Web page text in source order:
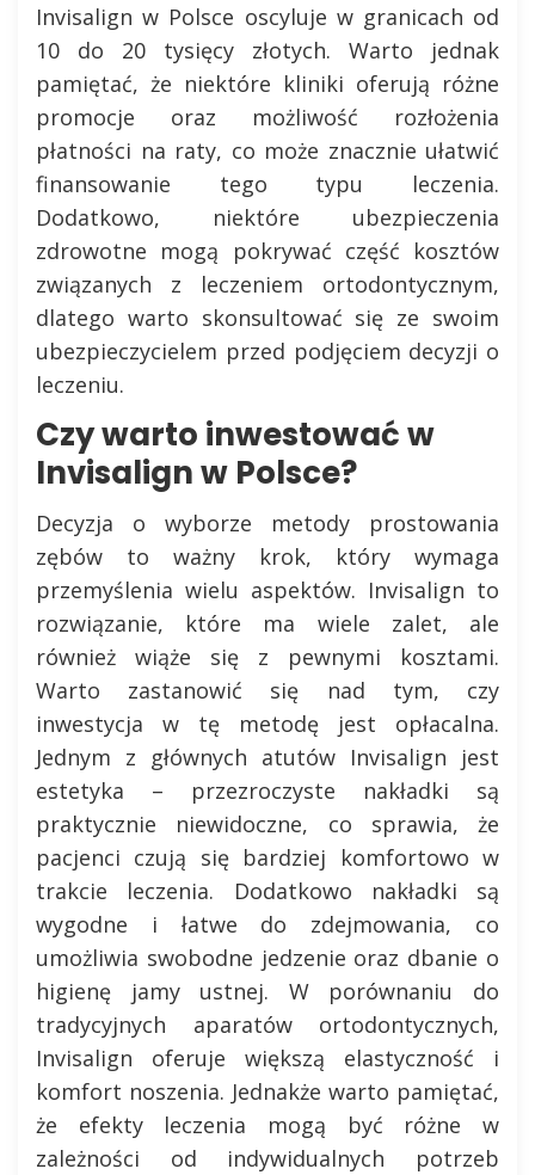
Invisalign w Polsce oscyluje w granicach od
10 do 20 tysięcy złotych. Warto jednak
pamiętać, że niektóre kliniki oferują różne
promocje oraz możliwość rozłożenia
płatności na raty, co może znacznie ułatwić
finansowanie tego typu leczenia.
Dodatkowo, niektóre ubezpieczenia
zdrowotne mogą pokrywać część kosztów
związanych z leczeniem ortodontycznym,
dlatego warto skonsultować się ze swoim
ubezpieczycielem przed podjęciem decyzji o
leczeniu.
Czy warto inwestować w
Invisalign w Polsce?
Decyzja o wyborze metody prostowania
zębów to ważny krok, który wymaga
przemyślenia wielu aspektów. Invisalign to
rozwiązanie, które ma wiele zalet, ale
również wiąże się z pewnymi kosztami.
Warto zastanowić się nad tym, czy
inwestycja w tę metodę jest opłacalna.
Jednym z głównych atutów Invisalign jest
estetyka – przezroczyste nakładki są
praktycznie niewidoczne, co sprawia, że
pacjenci czują się bardziej komfortowo w
trakcie leczenia. Dodatkowo nakładki są
wygodne i łatwe do zdejmowania, co
umożliwia swobodne jedzenie oraz dbanie o
higienę jamy ustnej. W porównaniu do
tradycyjnych aparatów ortodontycznych,
Invisalign oferuje większą elastyczność i
komfort noszenia. Jednakże warto pamiętać,
że efekty leczenia mogą być różne w
zależności od indywidualnych potrzeb